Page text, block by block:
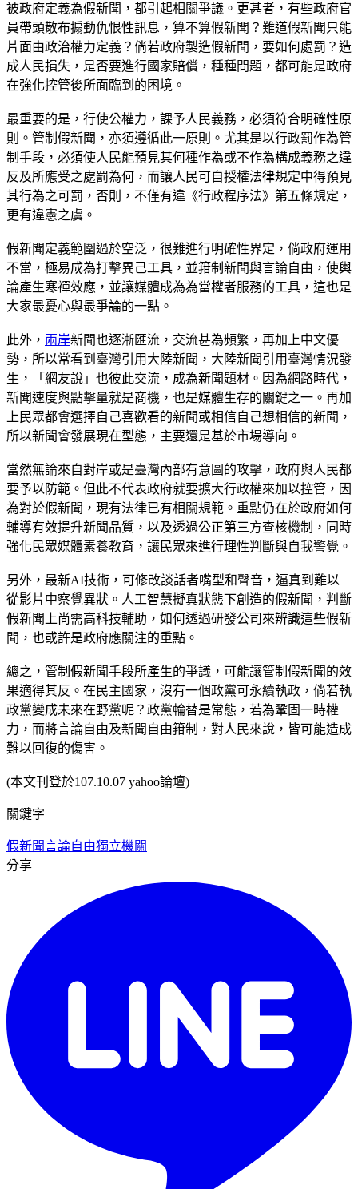
被政府定義為假新聞，都引起相關爭議。更甚者，有些政府官
員帶頭散布搧動仇恨性訊息，算不算假新聞？難道假新聞只能
片面由政治權力定義？倘若政府製造假新聞，要如何處罰？造
成人民損失，是否要進行國家賠償，種種問題，都可能是政府
在強化控管後所面臨到的困境。
最重要的是，行使公權力，課予人民義務，必須符合明確性原
則。管制假新聞，亦須遵循此一原則。尤其是以行政罰作為管
制手段，必須使人民能預見其何種作為或不作為構成義務之違
反及所應受之處罰為何，而讓人民可自授權法律規定中得預見
其行為之可罰，否則，不僅有違《行政程序法》第五條規定，
更有違憲之虞。
假新聞定義範圍過於空泛，很難進行明確性界定，倘政府運用
不當，極易成為打擊異己工具，並箝制新聞與言論自由，使輿
論產生寒禪效應，並讓媒體成為為當權者服務的工具，這也是
大家最憂心與最爭論的一點。
此外， 兩岸新聞也逐漸匯流，交流甚為頻繁，再加上中文優
勢，所以常看到臺灣引用大陸新聞，大陸新聞引用臺灣情況發
生，「網友說」也彼此交流，成為新聞題材。因為網路時代，
新聞速度與點擊量就是商機，也是媒體生存的關鍵之一。再加
上民眾都會選擇自己喜歡看的新聞或相信自己想相信的新聞，
所以新聞會發展現在型態，主要還是基於市場導向。
當然無論來自對岸或是臺灣內部有意圖的攻擊，政府與人民都
要予以防範。但此不代表政府就要擴大行政權來加以控管，因
為對於假新聞，現有法律已有相關規範。重點仍在於政府如何
輔導有效提升新聞品質，以及透過公正第三方查核機制，同時
強化民眾媒體素養教育，讓民眾來進行理性判斷與自我警覺。
另外，最新AI技術，可修改談話者嘴型和聲音，逼真到難以
從影片中察覺異狀。人工智慧擬真狀態下創造的假新聞，判斷
假新聞上尚需高科技輔助，如何透過研發公司來辨識這些假新
聞，也或許是政府應關注的重點。
總之，管制假新聞手段所產生的爭議，可能讓管制假新聞的效
果適得其反。在民主國家，沒有一個政黨可永續執政，倘若執
政黨變成未來在野黨呢？政黨輪替是常態，若為鞏固一時權
力，而將言論自由及新聞自由箝制，對人民來說，皆可能造成
難以回復的傷害。
(本文刊登於107.10.07 yahoo論壇)
關鍵字
假新聞言論自由獨立機關
分享